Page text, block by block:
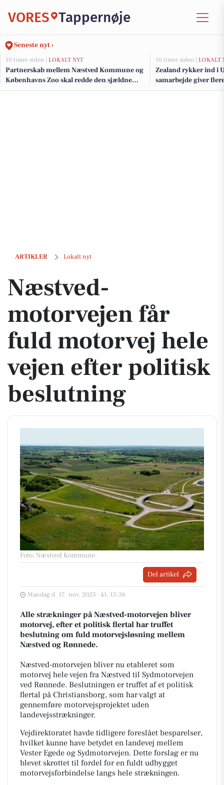
VORES Tappernøje
Seneste nyt ›
10 timer siden | LOKALT NYT
Partnerskab mellem Næstved Kommune og
Københavns Zoo skal redde den sjældne
klokkefrø
10 timer siden | LOKALT
Zealand rykker ind i
samarbejde giver
studerende i Næstved
ARTIKLER Lokalt nyt
Næstved-motorvejen får fuld motorvej hele vejen efter politisk
Næstved-
motorvejen får
fuld motorvej hele
vejen efter politisk
beslutning
Foto: Næstved Kommune.
Del artikel
Mandag d. 17. nov. 2025 - kl. 15:36
Alle strækninger på Næstved-motorvejen bliver
motorvej, efter et politisk flertal har truffet
beslutning om fuld motorvejsløsning mellem
Næstved og Rønnede.
Næstved-motorvejen bliver nu etableret som
motorvej hele vejen fra Næstved til Sydmotorvejen
ved Rønnede. Beslutningen er truffet af et politisk
flertal på Christiansborg, som har valgt at
gennemføre motorvejsprojektet uden
landevejsstrækninger.
Vejdirektoratet havde tidligere foreslået besparelser,
hvilket kunne have betydet en landevej mellem
Vester Egede og Sydmotorvejen. Dette forslag er nu
blevet skrottet til fordel for en fuldt udbygget
motorvejsforbindelse langs hele strækningen.